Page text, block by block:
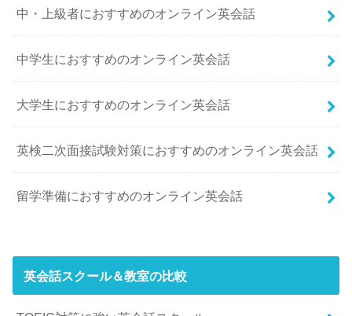
中・上級者におすすめのオンライン英会話
中学生におすすめのオンライン英会話
大学生におすすめのオンライン英会話
英検二次面接試験対策におすすめのオンライン英会話
留学準備におすすめのオンライン英会話
英会話スクール＆教室の比較